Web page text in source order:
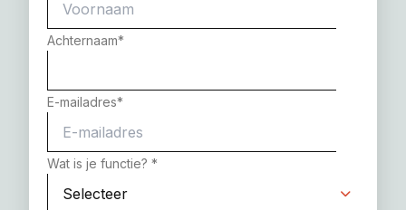
Achternaam*
E-mailadres*
Wat is je functie? *